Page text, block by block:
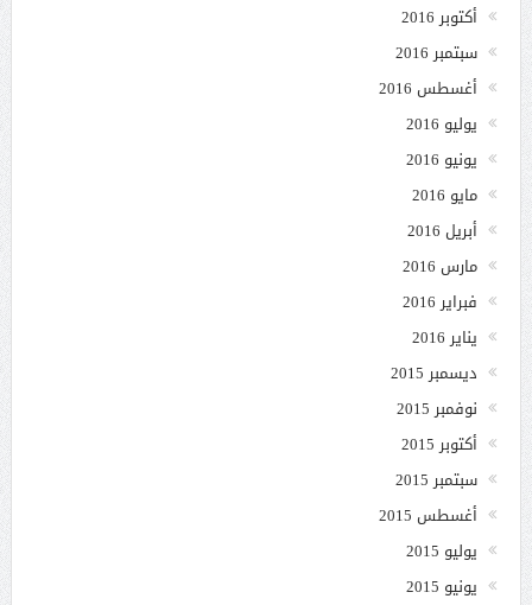
أكتوبر 2016
سبتمبر 2016
أغسطس 2016
يوليو 2016
يونيو 2016
مايو 2016
أبريل 2016
مارس 2016
فبراير 2016
يناير 2016
ديسمبر 2015
نوفمبر 2015
أكتوبر 2015
سبتمبر 2015
أغسطس 2015
يوليو 2015
يونيو 2015